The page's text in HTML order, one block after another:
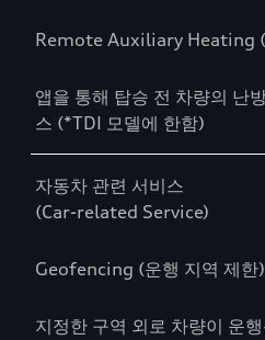
Remote Auxiliary Heating (
앱을 통해 탑승 전 차량의 난
스 (*TDI 모델에 한함)
자동차 관련 서비스
(Car-related Service)
Geofencing (운행 지역 제한)
지정한 구역 외로 차량이 운